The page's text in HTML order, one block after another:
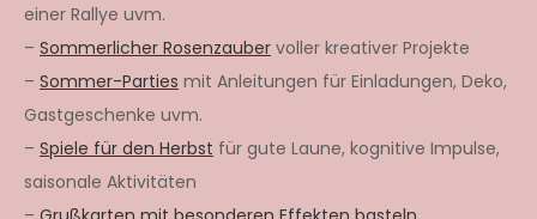
einer Rallye uvm.
– Sommerlicher Rosenzauber voller kreativer Projekte
– Sommer-Parties mit Anleitungen für Einladungen, Deko,
Gastgeschenke uvm.
– Spiele für den Herbst für gute Laune, kognitive Impulse,
saisonale Aktivitäten